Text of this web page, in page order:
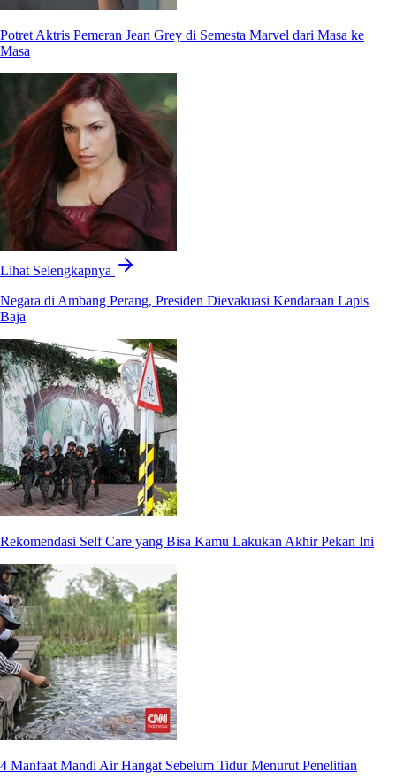
Potret Aktris Pemeran Jean Grey di Semesta Marvel dari Masa ke
Masa
Lihat Selengkapnya
Negara di Ambang Perang, Presiden Dievakuasi Kendaraan Lapis
Baja
Rekomendasi Self Care yang Bisa Kamu Lakukan Akhir Pekan Ini
4 Manfaat Mandi Air Hangat Sebelum Tidur Menurut Penelitian